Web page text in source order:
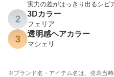
実力の差がはっきり出るシビ
2 3Dカラー
フェリア
3 透明感ヘアカラー
マシェリ
※ブランド名・アイテム名は、発表当